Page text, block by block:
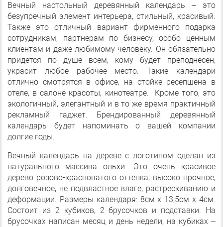
Вечный настольный деревянный календарь – это
безупречный элемент интерьера, стильный, красивый.
Также это отличный вариант фирменного подарка
сотрудникам, партнерам по бизнесу, особо ценным
клиентам и даже любимому человеку. Он обязательно
придется по душе всем, кому будет преподнесен,
украсит любое рабочее место. Такие календари
отлично смотрятся в офисе, на стойке ресепшена в
отеле, в салоне красоты, кинотеатре. Кроме того, это
экологичный, элегантный и в то же время практичный
рекламный гаджет. Брендированный деревянный
календарь будет напоминать о вашей компании
долгие годы.
Вечный календарь на дереве с логотипом сделан из
натурального массива ольхи. Это очень красивое
дерево розово-красноватого оттенка, высоко прочное,
долговечное, не подвластное влаге, растрескиванию и
деформации. Размеры календаря: 8см х 13,5см х 4см.
Состоит из 2 кубиков, 2 брусочков и подставки. На
брусочках написан месяц и день недели, на кубиках –